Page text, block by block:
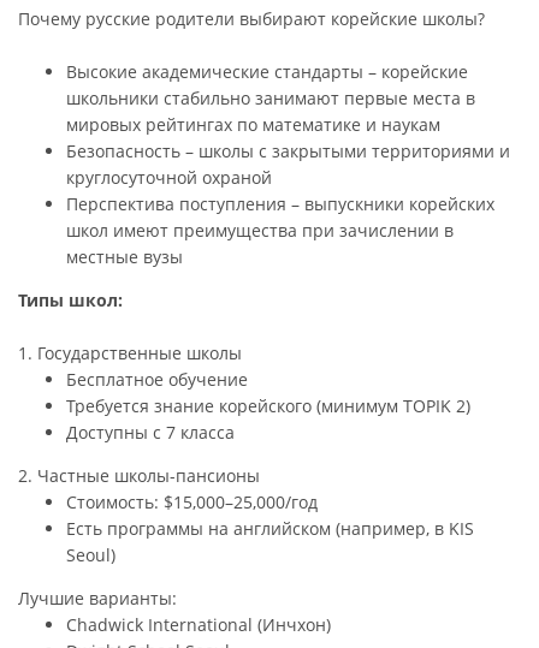
Почему русские родители выбирают корейские школы?
Высокие академические стандарты – корейские
школьники стабильно занимают первые места в
мировых рейтингах по математике и наукам
Безопасность – школы с закрытыми территориями и
круглосуточной охраной
Перспектива поступления – выпускники корейских
школ имеют преимущества при зачислении в
местные вузы
Типы школ:
1. Государственные школы
Бесплатное обучение
Требуется знание корейского (минимум TOPIK 2)
Доступны с 7 класса
2. Частные школы-пансионы
Стоимость: $15,000–25,000/год
Есть программы на английском (например, в KIS
Seoul)
Лучшие варианты:
Chadwick International (Инчхон)